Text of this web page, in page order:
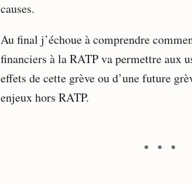
causes.
Au final j’échoue à comprendre
financiers à la RATP va permettre aux
effets de cette grève ou d’une future
enjeux hors RATP.